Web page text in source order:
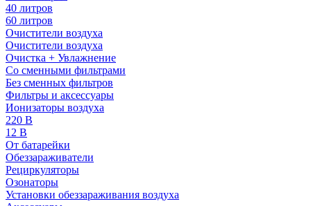
40 литров
60 литров
Очистители воздуха
Очистители воздуха
Очистка + Увлажнение
Cо сменными фильтрами
Без сменных фильтров
Фильтры и аксессуары
Ионизаторы воздуха
220 В
12 В
От батарейки
Обеззараживатели
Рециркуляторы
Озонаторы
Установки обеззараживания воздуха